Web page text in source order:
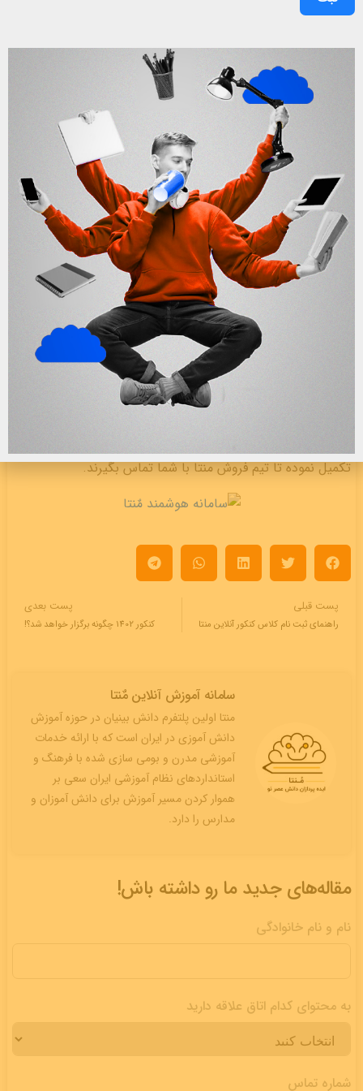
آزمون سراسری هستند که شیوه مطالعه را در این سال‌ را می‌دانند.
تمام چالش‌هایی که در سال کنکور با آن دسته و پنجه نرم
می‌کنیم، نتیجه نداشتن برنامه درست در سال‌های پایه دهم و
یازدهم است. بنابراین وجود یک مشاور در سال آخر برای تصحیح
برنامه مطالعه ضروری خواهد بود.
👨🏽‍🎓 منتا آکادمی از پایه دهم تا کنکور همراه شماست
استفاده از منابع کتبی و درسنامه ها اولین روش درس خواندن و
آماده شدن برای کنکور سراسری است، اما در برخی دروس و
مباحث فرد نمی تواند خود با خواندن مطالب به درک صحیحی از
مطالب برسد و لازم است تا دبیری مطلب را برایش توضیح دهد؛
استفاده ازکلاس کنکور آنلاینمشکلات احتمالی را رفع و میزان
یادگیری و پیشرفت را به مقدار زیادی افزایش می دهد.
🔰 چگونه در منتآکادمی ثبت نام کنیم؟
برای ثبت نام در سامانهکلاس کنکور آنلاین منتا می‌توانید با
www.monta.irاز قسمت منو سایت گزینه
منتآکادمی را انتخاب کنید. سپس با مطالعه برنامه آموزشی
تکمیل نموده تا تیم فروش منتا با شما تماس بگیرند.
پست قبلی
راهنمای ثبت نام کلاس کنکور آنلاین منتا
پست بعدی
کنکور 1402 چگونه برگزار خواهد شد؟!
سامانه آموزش آنلاین مٌنتا
منتا اولین پلتفرم دانش بینیان در حوزه آموزش
دانش آموزی در ایران است که با ارائه خدمات
آموزشی مدرن و بومی سازی شده با فرهنگ و
استانداردهای نظام آموزشی ایران سعی بر
هموار کردن مسیر آموزش برای دانش آموزان و
مدارس را دارد.
مقاله‌های جدید ما رو داشته باش!
نام و نام خانوادگی
به محتوای کدام اتاق علاقه دارید
شماره تماس